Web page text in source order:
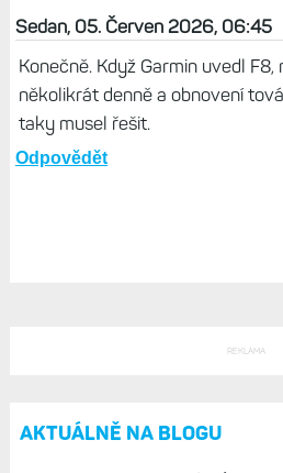
Sedan, 05. Červen 2026, 06:45
Konečně. Když Garmin uvedl
několikrát denně a obnovení
taky musel řešit.
Odpovědět
REKLAMA
AKTUÁLNĚ NA BLOGU